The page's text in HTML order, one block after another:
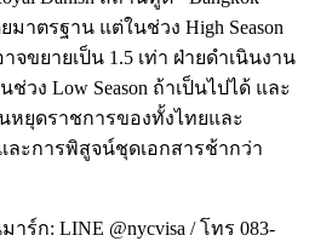
มาตรฐาน แต่ในช่วง High Season
ขยายเป็น 1.5 เท่า ฝ่ายดำเนินงาน
วง Low Season ถ้าเป็นไปได้ และ
ยุดราชการของทั้งไทยและ
ละการพิสูจน์ชุดเอกสารช้ากว่า
ร์ก: LINE @nycvisa / โทร 083-